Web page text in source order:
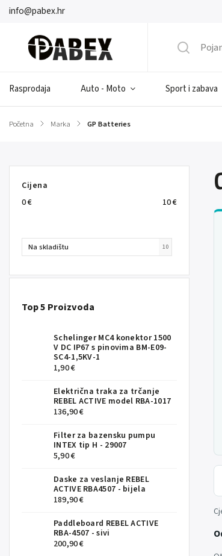
info@pabex.hr
Rasprodaja Auto - Moto Sport i zabava
Početna / Marka / GP Batteries
Cijena
0€ 10€
Na skladištu 10
Top 5 Proizvoda
Schelinger MC4 konektor 1500
V DC IP67 s pinovima BM-E09-
SC4-1,5KV-1
1,90 €
Električna traka za trčanje
REBEL ACTIVE model RBA-1017
136,90 €
Filter za bazensku pumpu
INTEX tip H - 29007
5,90 €
Daske za veslanje REBEL
ACTIVE RBA4507 - bijela
189,90 €
Paddleboard REBEL ACTIVE
RBA-4507 - sivi
200,90 €